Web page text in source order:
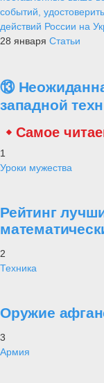
событий,
действий России на
28 января Статьи
⑬
западной
Самое
1
Уроки мужества
Рейтинг
2
Техника
Оружие
3
Армия